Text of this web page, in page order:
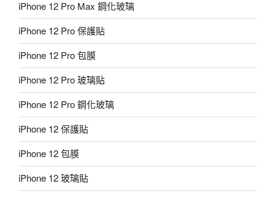
iPhone 12 Pro Max 鋼化玻璃
iPhone 12 Pro 保護貼
iPhone 12 Pro 包膜
iPhone 12 Pro 玻璃貼
iPhone 12 Pro 鋼化玻璃
iPhone 12 保護貼
iPhone 12 包膜
iPhone 12 玻璃貼